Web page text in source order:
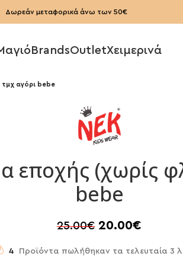
Δωρεάν μεταφορικά άνω των 50€
BrandsOutletΧειμερινά
τμχ αγόρι bebe
εποχής (χωρίς
bebe
25.00€ 20.00€
4 Προϊόντα πωλήθηκαν τα τελευταία 3